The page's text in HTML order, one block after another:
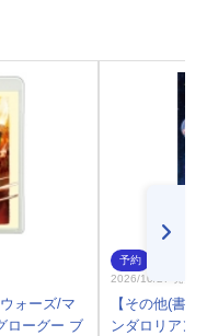
ォーズ/マ
ローグー ブ
予約
2026/10/27 発売
【その他(書
ンダロリアン